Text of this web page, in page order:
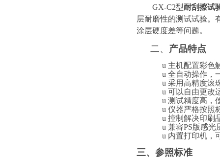
GX-C2型耐刮擦试
层耐磨性的测试试验。
涂层硬度差等问题。
二、 产品特点
u 主机配置彩色
u 全自动操作，
u 采用高精度滚
u 可以自由更改
u 测试精度高，
u 仪器严格按照
u 控制解决印刷
u 兼容PS版感光
u 内置打印机，
三、 参照标准